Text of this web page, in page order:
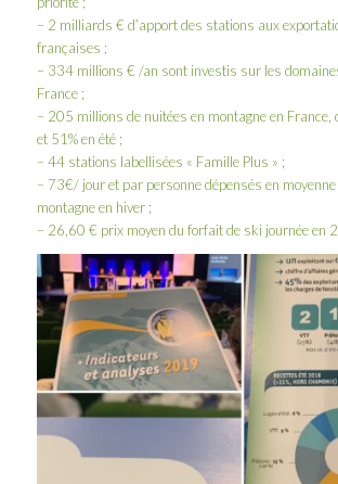
– 2 milliards € d’apport des stations aux
françaises ;
– 334 millions € /an sont investis sur les
France ;
– 205 millions de nuitées en montagne en France,
et 51% en été ;
– 44 stations labellisées « Famille Plus » ;
– 73€/ jour et par personne dépensés en moyenne
montagne en hiver ;
– 26,60 € prix moyen du forfait de ski journée en